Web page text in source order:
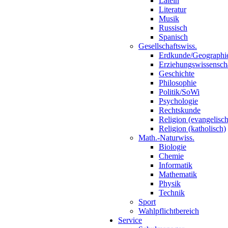
Literatur
Musik
Russisch
Spanisch
Gesellschaftswiss.
Erdkunde/
Geschichte
Philosophie
Politik/SoWi
Psychologie
Rechtskunde
Religion
Religion (katholisch)
Math.-Naturwiss.
Biologie
Chemie
Informatik
Mathematik
Physik
Technik
Sport
Wahlpflichtbereich
Service